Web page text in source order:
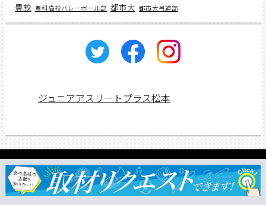
豊校 豊科高校バレーボール部 都市大 都市大弓道部
ジュニアアスリートプラス松本